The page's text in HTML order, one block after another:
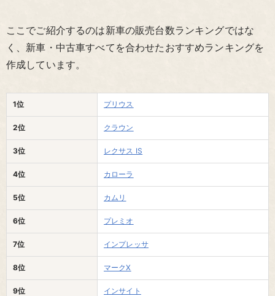
ここでご紹介するのは新車の販売台数ランキングではな
く、新車・中古車すべてを合わせたおすすめランキングを
作成しています。
1位 プリウス
2位 クラウン
3位 レクサス IS
4位 カローラ
5位 カムリ
6位 プレミオ
7位 インプレッサ
8位 マークX
9位 インサイト